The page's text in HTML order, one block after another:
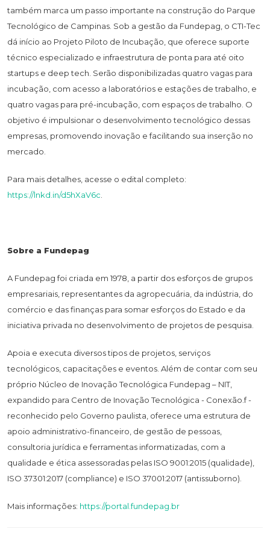
também marca um passo importante na construção do Parque
Tecnológico de Campinas. Sob a gestão da Fundepag, o CTI-Tec
dá início ao Projeto Piloto de Incubação, que oferece suporte
técnico especializado e infraestrutura de ponta para até oito
startups e deep tech. Serão disponibilizadas quatro vagas para
incubação, com acesso a laboratórios e estações de trabalho, e
quatro vagas para pré-incubação, com espaços de trabalho. O
objetivo é impulsionar o desenvolvimento tecnológico dessas
empresas, promovendo inovação e facilitando sua inserção no
mercado.
Para mais detalhes, acesse o edital completo:
https://lnkd.in/d5hXaV6c
Sobre a Fundepag
A Fundepag foi criada em 1978, a partir dos esforços de grupos
empresariais, representantes da agropecuária, da indústria, do
comércio e das finanças para somar esforços do Estado e da
iniciativa privada no desenvolvimento de projetos de pesquisa.
Apoia e executa diversos tipos de projetos, serviços
tecnológicos, capacitações e eventos. Além de contar com seu
próprio Núcleo de Inovação Tecnológica Fundepag – NIT,
expandido para Centro de Inovação Tecnológica - Conexão.f -
reconhecido pelo Governo paulista, oferece uma estrutura de
apoio administrativo-financeiro, de gestão de pessoas,
consultoria jurídica e ferramentas informatizadas, com a
qualidade e ética assessoradas pelas ISO 9001:2015 (qualidade),
ISO 37301:2017 (compliance) e ISO 37001:2017 (antissuborno).
Mais informações: https://portal.fundepag.br